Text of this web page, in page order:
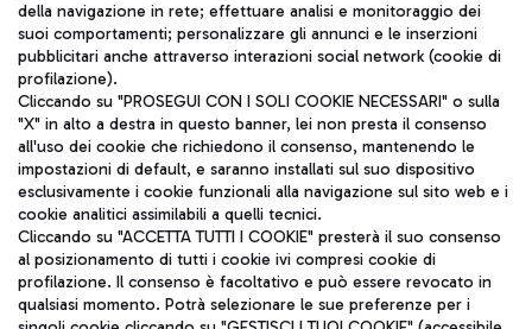
ITA
Aeroporti di Roma S.p.A. - Società soggetta a direzione e
coordinamento di Mundys S.p.A.
Codice fiscale e Registro delle Imprese di Roma 13032990155 P.
IVA 06572251004
Capitale sociale 62.224.743,00 int. vers.
della navigazione in rete; effettuare analisi e monitoraggio dei
suoi comportamenti; personalizzare gli annunci e le inserzioni
pubblicitari anche attraverso interazioni social network (cookie di
profilazione).
Cliccando su "PROSEGUI CON I SOLI COOKIE NECESSARI" o sulla
"X" in alto a destra in questo banner, lei non presta il consenso
all'uso dei cookie che richiedono il consenso, mantenendo le
impostazioni di default, e saranno installati sul suo dispositivo
esclusivamente i cookie funzionali alla navigazione sul sito web e i
cookie analitici assimilabili a quelli tecnici.
Cliccando su "ACCETTA TUTTI I COOKIE" presterà il suo consenso
al posizionamento di tutti i cookie ivi compresi cookie di
profilazione. Il consenso è facoltativo e può essere revocato in
qualsiasi momento. Potrà selezionare le sue preferenze per i